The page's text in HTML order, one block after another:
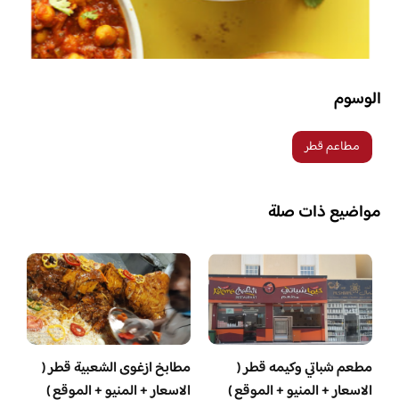
الوسوم
مطاعم قطر
مواضيع ذات صلة
مطعم شباتي وكيمه قطر (
الاسعار + المنيو + الموقع )
مطابخ ازغوى الشعبية قطر (
الاسعار + المنيو + الموقع )